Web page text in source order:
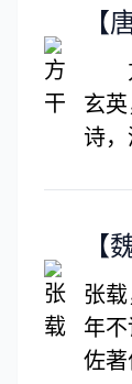
读
问
【
方
玄
诗
德
生”
《
方
【
张
年
佐